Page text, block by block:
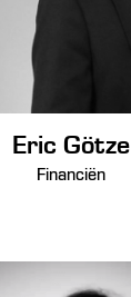
Eric Götze
Financiën